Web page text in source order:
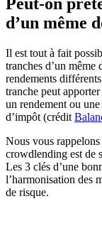
d’un même
Il est tout à fait
tranches d’un même
rendements
tranche peut
un rendement ou
d’impôt (crédit
Nous vous
crowdlending est de
Les 3 clés d’une
l’harmonisation des
de risque.